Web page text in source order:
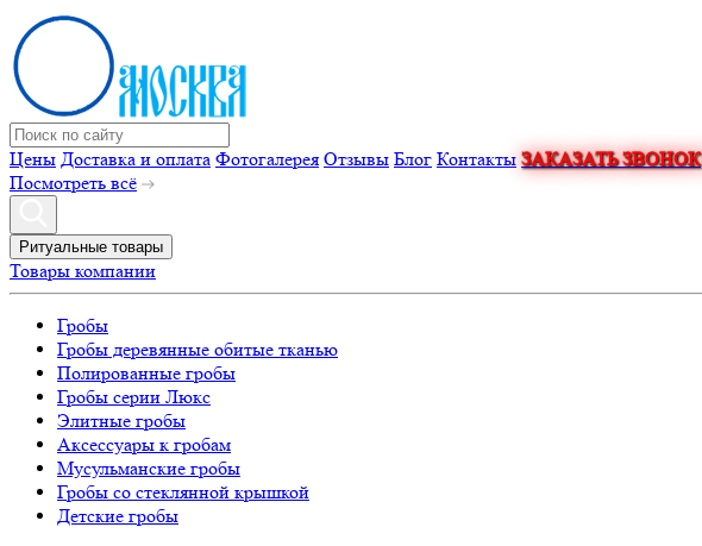
Цены Доставка и оплата Фотогалерея Отзывы Блог Контакты ЗАКАЗАТЬ ЗВОНОК
Посмотреть всё
Ритуальные товары
Товары компании
Гробы
Гробы деревянные обитые тканью
Полированные гробы
Гробы серии Люкс
Элитные гробы
Аксессуары к гробам
Мусульманские гробы
Гробы со стеклянной крышкой
Детские гробы